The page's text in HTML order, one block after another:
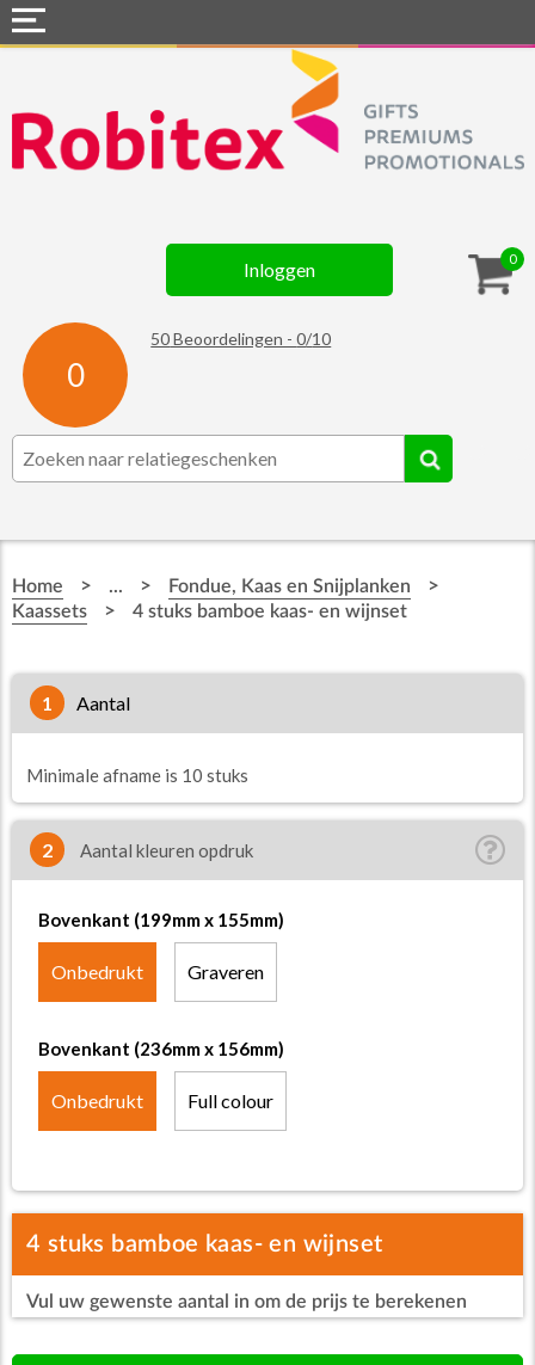
0
Inloggen
0
50Beoordelingen -0/10
Webshops
Snel naar »
Assortiment
Contact
☆ Prijsknallers ☆
Home > ... > Fondue, Kaas en Snijplanken >
Kaassets > 4 stuks bamboe kaas- en wijnset
1 aantal
Minimale afname is 10 stuks
2 Aantal kleuren opdruk
Bovenkant (199mm x 155mm)
Onbedrukt Graveren
Bovenkant (236mm x 156mm)
Onbedrukt Full colour
4 stuks bamboe kaas- en wijnset
Vul uw gewenste aantal in om de prijs te berekenen